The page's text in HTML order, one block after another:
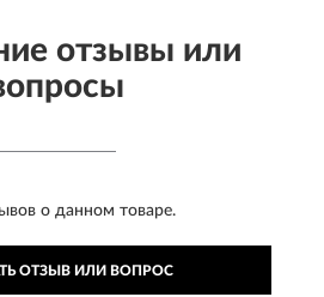
отзывы или
о данном товаре.
ОТЗЫВ ИЛИ ВОПРОС